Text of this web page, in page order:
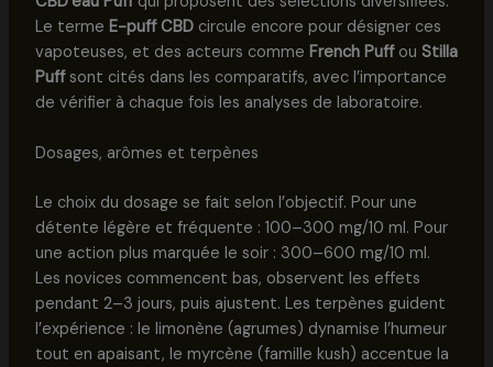
Le terme E-puff CBDcircule encore pour désigner ces
vapoteuses, et des acteurs comme French Puffou Stilla
Puffsont cités dans les comparatifs, avec l’importance
de vérifier à chaque fois les analyses de laboratoire.
Dosages, arômes et terpènes
Le choix du dosage se fait selon l’objectif. Pour une
détente légère et fréquente : 100–300 mg/10 ml. Pour
une action plus marquée le soir : 300–600 mg/10 ml.
Les novices commencent bas, observent les effets
pendant 2–3 jours, puis ajustent. Les terpènes guident
l’expérience : le limonène (agrumes) dynamise l’humeur
tout en apaisant, le myrcène (famille kush) accentue la